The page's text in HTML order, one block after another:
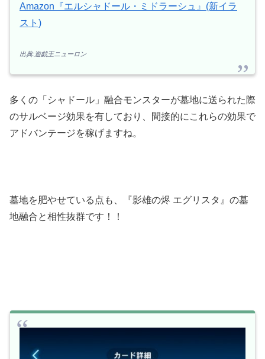
Amazon『エルシャドール・ミドラーシュ』(新イラ
スト)
出典:遊戯王ニューロン
多くの「シャドール」融合モンスターが墓地に送られた際
のサルベージ効果を有しており、間接的にこれらの効果で
アドバンテージを稼げますね。
墓地を肥やせている点も、『影雄の烬 エグリスタ』の墓
地融合と相性抜群です！！